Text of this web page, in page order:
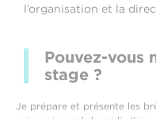
l’organisation et la
Pouvez-vous
stage ?
Je prépare et présente les